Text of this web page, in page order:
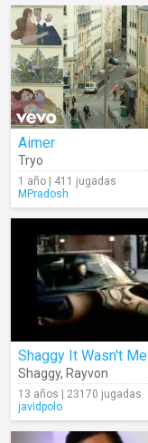
Aimer
Tryo
1 año | 411 jugadas
MPradosh
Shaggy It Wasn't Me
Shaggy, Rayvon
13 años | 23170 jugadas
javidpolo